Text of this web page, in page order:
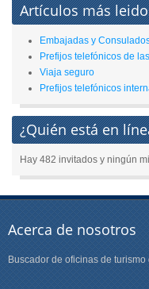
Artículos más
Embajadas y
Prefijos telefónicos de
Viaja seguro
Prefijos telefónicos
¿Quién está en
Hay 482 invitados y ningún
Acerca de nosotros
Buscador de oficinas de